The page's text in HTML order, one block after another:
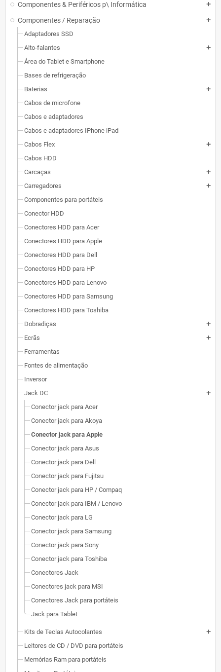
Componentes & Periféricos p\ Informática add
Componentes / Reparação add
Adaptadores SSD
Alto-falantes
add
Área do Tablet e Smartphone
Bases de refrigeração
Baterias
add
Cabos de microfone
Cabos e adaptadores
Cabos e adaptadores IPhone iPad
Cabos Flex
add
Cabos HDD
Carcaças
add
Carregadores add
Componentes para portáteis
Conector HDD
Conectores HDD para Acer
Conectores HDD para Apple
Conectores HDD para Dell
Conectores HDD para HP
Conectores HDD para Lenovo
Conectores HDD para Samsung
Conectores HDD para Toshiba
Dobradiças
add
Ecrãs add
Ferramentas
Fontes de alimentação
Inversor
Jack DC
add
Conector jack para Acer
Conector jack para Akoya
Conector jack para Apple
Conector jack para Asus
Conector jack para Dell
Conector jack para Fujitsu
Conector jack para HP / Compaq
Conector jack para IBM / Lenovo
Conector jack para LG
Conector jack para Samsung
Conector jack para Sony
Conector jack para Toshiba
Conectores Jack
Conectores jack para MSI
Conectores Jack para portáteis
Jack para Tablet
Kits de Teclas Autocolantes add
Leitores de CD / DVD para portáteis
Memórias Ram para portáteis